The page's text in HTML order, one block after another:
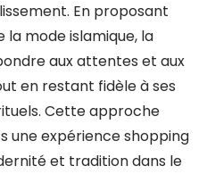
En proposant
mode islamique, la
aux attentes et aux
en restant fidèle à ses
Cette approche
une expérience shopping
et tradition dans le